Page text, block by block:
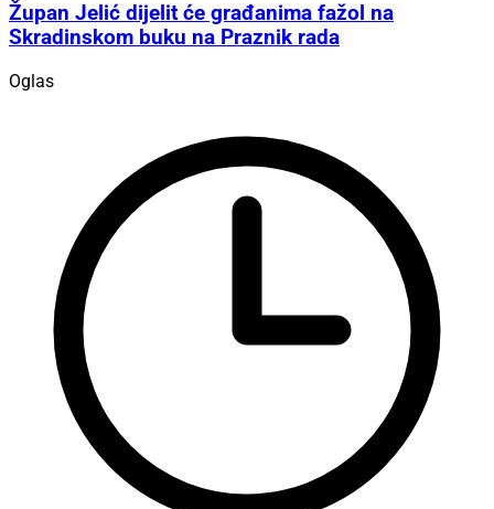
Župan Jelić dijelit će građanima fažol na
Skradinskom buku na Praznik rada
Oglas